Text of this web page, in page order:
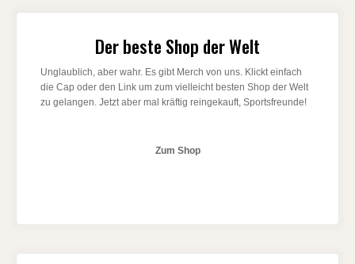
Der beste Shop der Welt
Unglaublich, aber wahr. Es gibt Merch von uns. Klickt einfach
die Cap oder den Link um zum vielleicht besten Shop der Welt
zu gelangen. Jetzt aber mal kräftig reingekauft, Sportsfreunde!
Zum Shop